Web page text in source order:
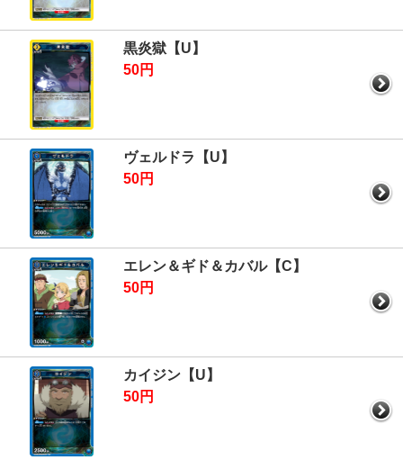
黒炎獄【U】
50円
ヴェルドラ【U】
50円
エレン＆ギド＆カバル【C】
50円
カイジン【U】
50円